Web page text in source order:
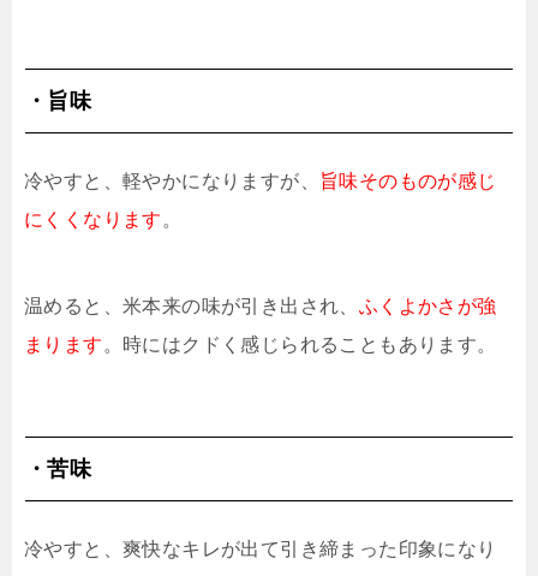
・旨味
冷やすと、軽やかになりますが、
旨味そのものが感じ
にくくなります 。
温めると、米本来の味が引き出され、 ふくよかさが強
まります 。時にはクドく感じられることもあります。
・苦味
冷やすと、爽快なキレが出て引き締まった印象になり